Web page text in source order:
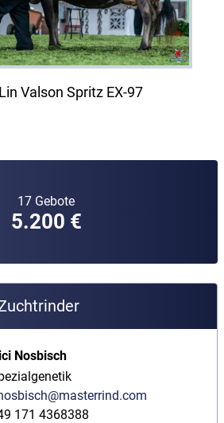
Valson Spritz EX-97
17 Gebote
5.200 €
Nosbisch
171 4368388